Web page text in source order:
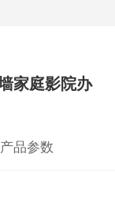
家庭影院办
产品参数